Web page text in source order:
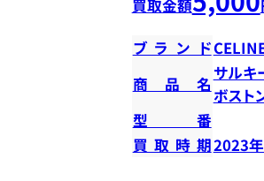
買取金額
ブランド
商品名
サルキ
ボスト
型番
買取時期2023